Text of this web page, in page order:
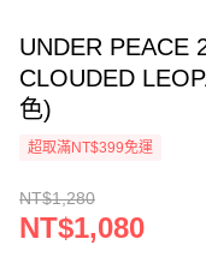
UNDER PEACE
CLOUDED
色)
超取滿NT$399免運
NT$1,280
NT$1,080